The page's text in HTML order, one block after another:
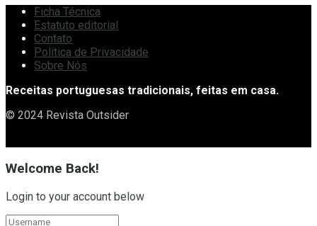
Ficha Técnica
Estatuto editorial
Contato
Política de Privacidade
Sobre Nós
Receitas portuguesas tradicionais, feitas em casa.
© 2024 Revista Outsider
Welcome Back!
Login to your account below